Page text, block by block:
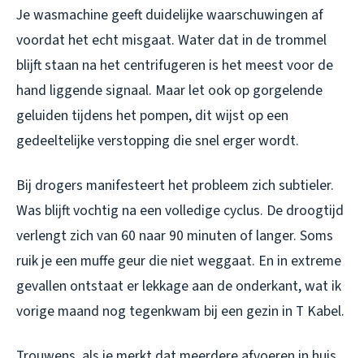
Je wasmachine geeft duidelijke waarschuwingen af
voordat het echt misgaat. Water dat in de trommel
blijft staan na het centrifugeren is het meest voor de
hand liggende signaal. Maar let ook op gorgelende
geluiden tijdens het pompen, dit wijst op een
gedeeltelijke verstopping die snel erger wordt.
Bij drogers manifesteert het probleem zich subtieler.
Was blijft vochtig na een volledige cyclus. De droogtijd
verlengt zich van 60 naar 90 minuten of langer. Soms
ruik je een muffe geur die niet weggaat. En in extreme
gevallen ontstaat er lekkage aan de onderkant, wat ik
vorige maand nog tegenkwam bij een gezin in T Kabel.